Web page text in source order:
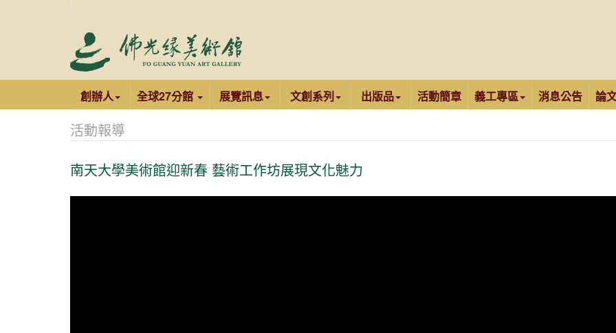
創辦人 全球27分館 展覽訊息 文創系列 出版品 活動簡章 義工專區 消息公告 論
活動報導
南天大學美術館迎新春 藝術工作坊展現文化魅力